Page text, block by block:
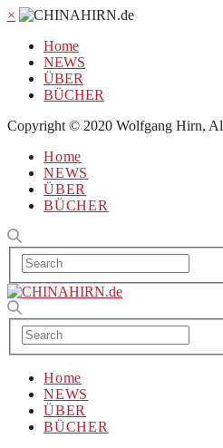
×
Home
NEWS
ÜBER
BÜCHER
Copyright © 2020 Wolfgang Hirn,
Home
NEWS
ÜBER
BÜCHER
Home
NEWS
ÜBER
BÜCHER